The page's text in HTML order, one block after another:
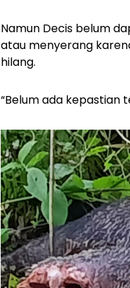
Namun Decis belum
atau menyerang
hilang.
“Belum ada kepastian